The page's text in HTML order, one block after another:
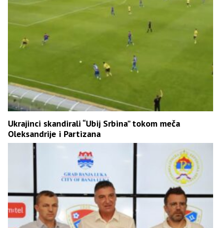
Ukrajinci skandirali “Ubij Srbina” tokom meča
Oleksandrije i Partizana